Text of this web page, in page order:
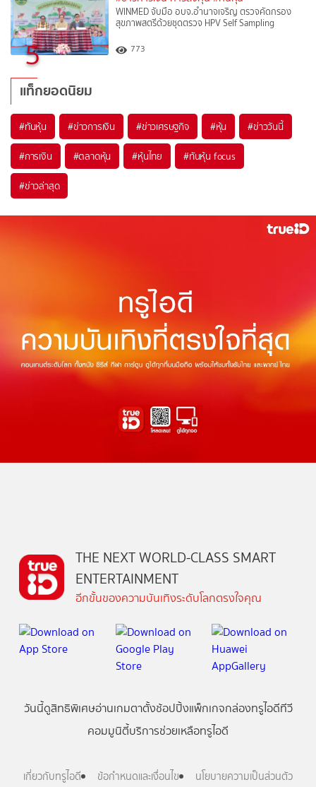
5
WINMED จับมือ อบจ.อำนาจเจริญ ตรวจคัดกรอง
สุขภาพสตรีด้วยชุดตรวจ HPV Self Sampling
773
แท็กยอดนิยม
#ทันหุ้น #ข่าวการเงิน #ข่าวเศรษฐกิจ #หุ้น #ข่าววันนี้
#การเงิน #ตลาดหุ้น #หุ้นไทย #ทันหุ้น focus
#ข่าวล่าสุด
THE NEXT WORLD-CLASS SMART
ENTERTAINMENT
อีกขั้นของความบันเทิงระดับโลกตรงใจคุณ
วันนี้ดูสิทธิพิเศษอ่านเกมตาตั้งช้อปปิ้งแพ็กเกจกล่องทรูไอดีทีวี
คอมมูนิตี้บริการช่วยเหลือทรูไอดี
เกี่ยวกับทรูไอดี ข้อกำหนดและเงื่อนไข นโยบายความเป็นส่วนตัว